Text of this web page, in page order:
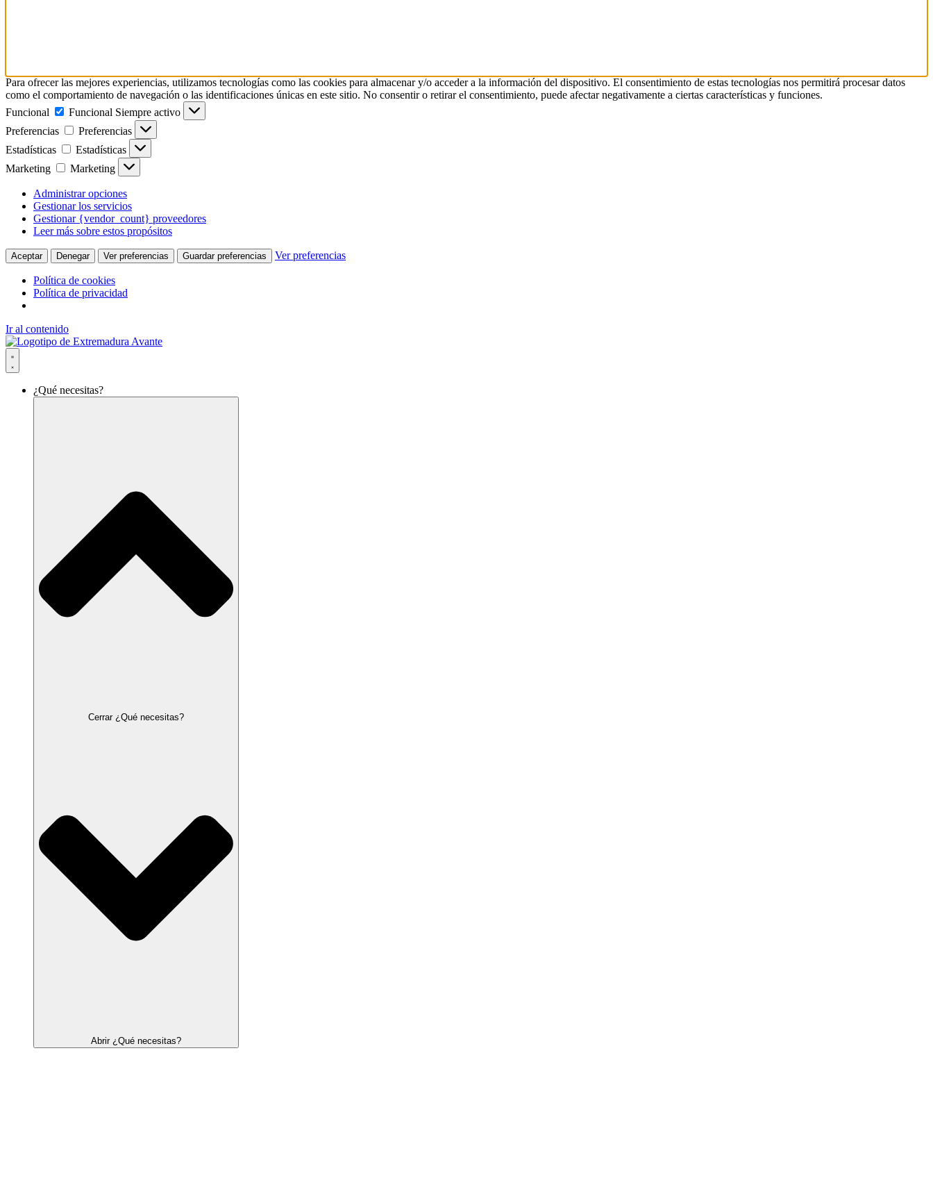
Para ofrecer las mejores experiencias, utilizamos tecnologías como las cookies para almacenar y/o acceder a la información del dispositivo. El consentimiento de estas tecnologías nos permitirá procesar datos
como el comportamiento de navegación o las identificaciones únicas en este sitio. No consentir o retirar el consentimiento, puede afectar negativamente a ciertas características y funciones.
Funcional
Funcional Siempre activo
Preferencias
Preferencias
Estadísticas
Estadísticas
Marketing
Marketing
Administrar opciones
Gestionar los servicios
Gestionar {vendor_count} proveedores
Leer más sobre estos propósitos
Aceptar Denegar Ver preferencias Guardar preferencias Ver preferencias
Política de cookies
Política de privacidad
Ir al contenido
¿Qué necesitas?
Cerrar ¿Qué necesitas?
Abrir ¿Qué necesitas?